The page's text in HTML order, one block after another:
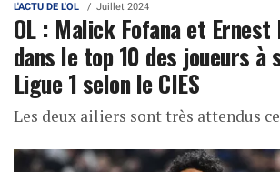
L'ACTU DE L'OL Juillet 2024
OL : Malick Fofana et Ernest
dans le top 10 des joueurs à
Ligue 1 selon le CIES
Les deux ailiers sont très attendus